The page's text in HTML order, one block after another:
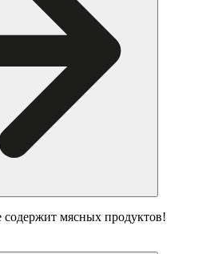
мясных продуктов!